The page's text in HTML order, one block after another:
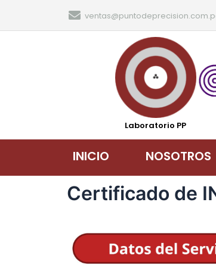
Laboratorio PP
INICIO NOSOTROS
Certificado de